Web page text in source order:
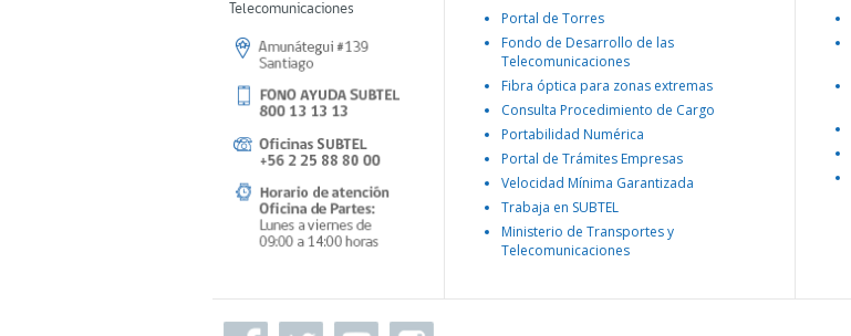
Telecomunicaciones
Portal de Torres
Fondo de Desarrollo de las
Telecomunicaciones
Fibra óptica para zonas extremas
Consulta Procedimiento de Cargo
Portabilidad Numérica
Portal de Trámites Empresas
Velocidad Mínima Garantizada
Trabaja en SUBTEL
Ministerio de Transportes y
Telecomunicaciones